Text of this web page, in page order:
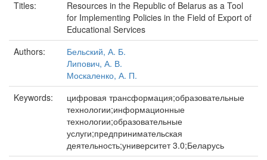
Titles:
Resources in the Republic of Belarus as a Tool
for Implementing Policies in the Field of Export of
Educational Services
Authors:
Бельский, А. Б.
Липович, А. В.
Москаленко, А. П.
Keywords:
цифровая трансформация;образовательные
технологии;информационные
технологии;образовательные
услуги;предпринимательская
деятельность;университет 3.0;Беларусь